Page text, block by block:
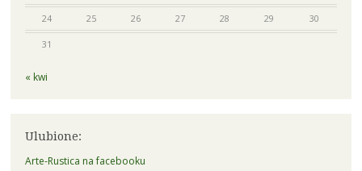
24 25 26 27 28 29 30
31
« kwi
Ulubione:
Arte-Rustica na facebooku